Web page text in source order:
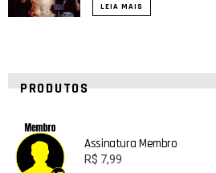
LEIA MAIS
PRODUTOS
Assinatura Membro
R$ 7,99